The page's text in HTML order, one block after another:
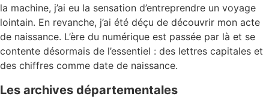
la machine, j’ai eu la sensation d’entreprendre un voyage
lointain. En revanche, j’ai été déçu de découvrir mon acte
de naissance. L’ère du numérique est passée par là et se
contente désormais de l’essentiel : des lettres capitales et
des chiffres comme date de naissance.
Les archives départementales